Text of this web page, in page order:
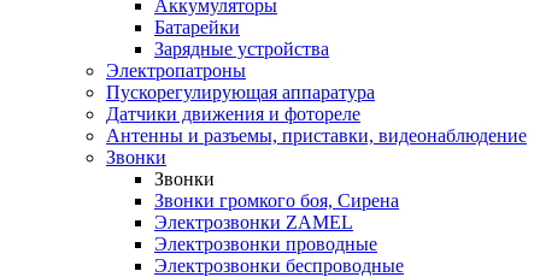
Аккумуляторы
Батарейки
Зарядные устройства
Электропатроны
Пускорегулирующая аппаратура
Датчики движения и фотореле
Антенны и разъемы, приставки, видеонаблюдение
Звонки
Звонки
Звонки громкого боя, Сирена
Электрозвонки ZAMEL
Электрозвонки проводные
Электрозвонки беспроводные